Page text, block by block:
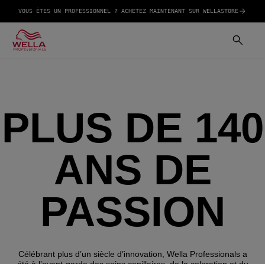
VOUS ÊTES UN PROFESSIONNEL ? ACHETEZ MAINTENANT SUR WELLASTORE
PLUS DE 140
ANS DE
PASSION
Célébrant plus d’un siècle d’innovation, Wella Professionals a